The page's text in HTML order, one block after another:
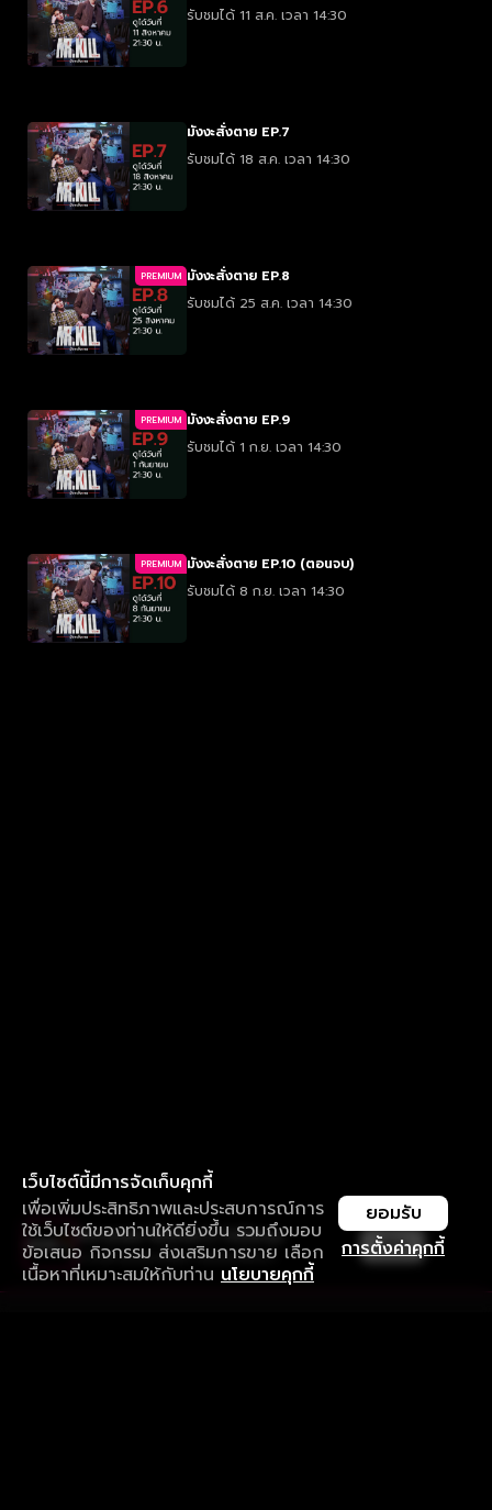
รับชมได้ 11 ส.ค. เวลา 14:30
มังงะสั่งตาย EP.7
รับชมได้ 18 ส.ค. เวลา 14:30
PREMIUM มังงะสั่งตาย EP.8
รับชมได้ 25 ส.ค. เวลา 14:30
PREMIUM มังงะสั่งตาย EP.9
รับชมได้ 1 ก.ย. เวลา 14:30
PREMIUM มังงะสั่งตาย EP.10 (ตอนจบ)
รับชมได้ 8 ก.ย. เวลา 14:30
เว็บไซต์นี้มีการจัดเก็บคุกกี้
เพื่อเพิ่มประสิทธิภาพและประสบการณ์การ
ใช้เว็บไซต์ของท่านให้ดียิ่งขึ้น รวมถึงมอบ
ข้อเสนอ กิจกรรม ส่งเสริมการขาย เลือก
เนื้อหาที่เหมาะสมให้กับท่าน นโยบายคุกกี้
การตั้งค่าคุกกี้
ยอมรับ
ใช้งานแอป ลื่นไหลกว่า ไม่มีสะดุด
ดาวน์โหลดแอปเพื่อการรับชมที่ดีกว่า เปิด